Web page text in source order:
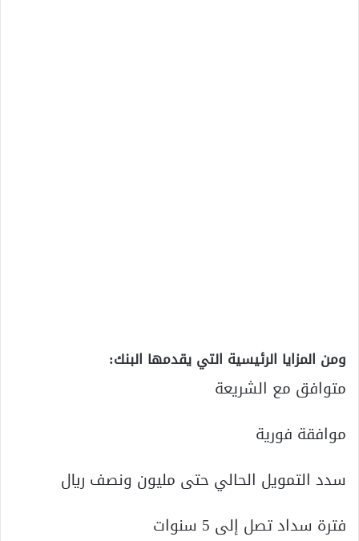
ومن المزايا الرئيسية التي يقدمها البنك:
متوافق مع الشريعة
موافقة فورية
سدد التمويل الحالي حتى مليون ونصف ريال
فترة سداد تصل إلى 5 سنوات